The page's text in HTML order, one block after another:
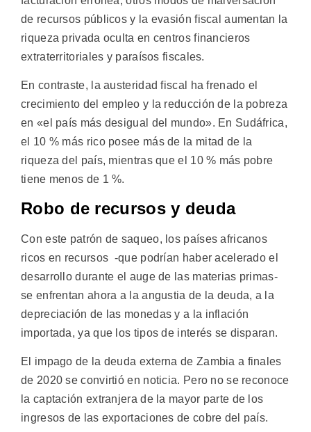
de recursos públicos y la evasión fiscal aumentan la
riqueza privada oculta en centros financieros
extraterritoriales y paraísos fiscales.
En contraste, la austeridad fiscal ha frenado el
crecimiento del empleo y la reducción de la pobreza
en «el país más desigual del mundo». En Sudáfrica,
el 10 % más rico posee más de la mitad de la
riqueza del país, mientras que el 10 % más pobre
tiene menos de 1 %.
Robo de recursos y deuda
Con este patrón de saqueo, los países africanos
ricos en recursos -que podrían haber acelerado el
desarrollo durante el auge de las materias primas-
se enfrentan ahora a la angustia de la deuda, a la
depreciación de las monedas y a la inflación
importada, ya que los tipos de interés se disparan.
El impago de la deuda externa de Zambia a finales
de 2020 se convirtió en noticia. Pero no se reconoce
la captación extranjera de la mayor parte de los
ingresos de las exportaciones de cobre del país.